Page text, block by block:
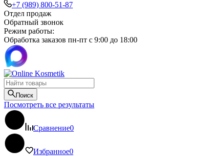
+7 (989) 800-51-87
Отдел продаж
Обратный звонок
Режим работы:
Обработка заказов пн-пт с 9:00 до 18:00
Поиск
Посмотреть все результаты
Сравнение0
Избранное0